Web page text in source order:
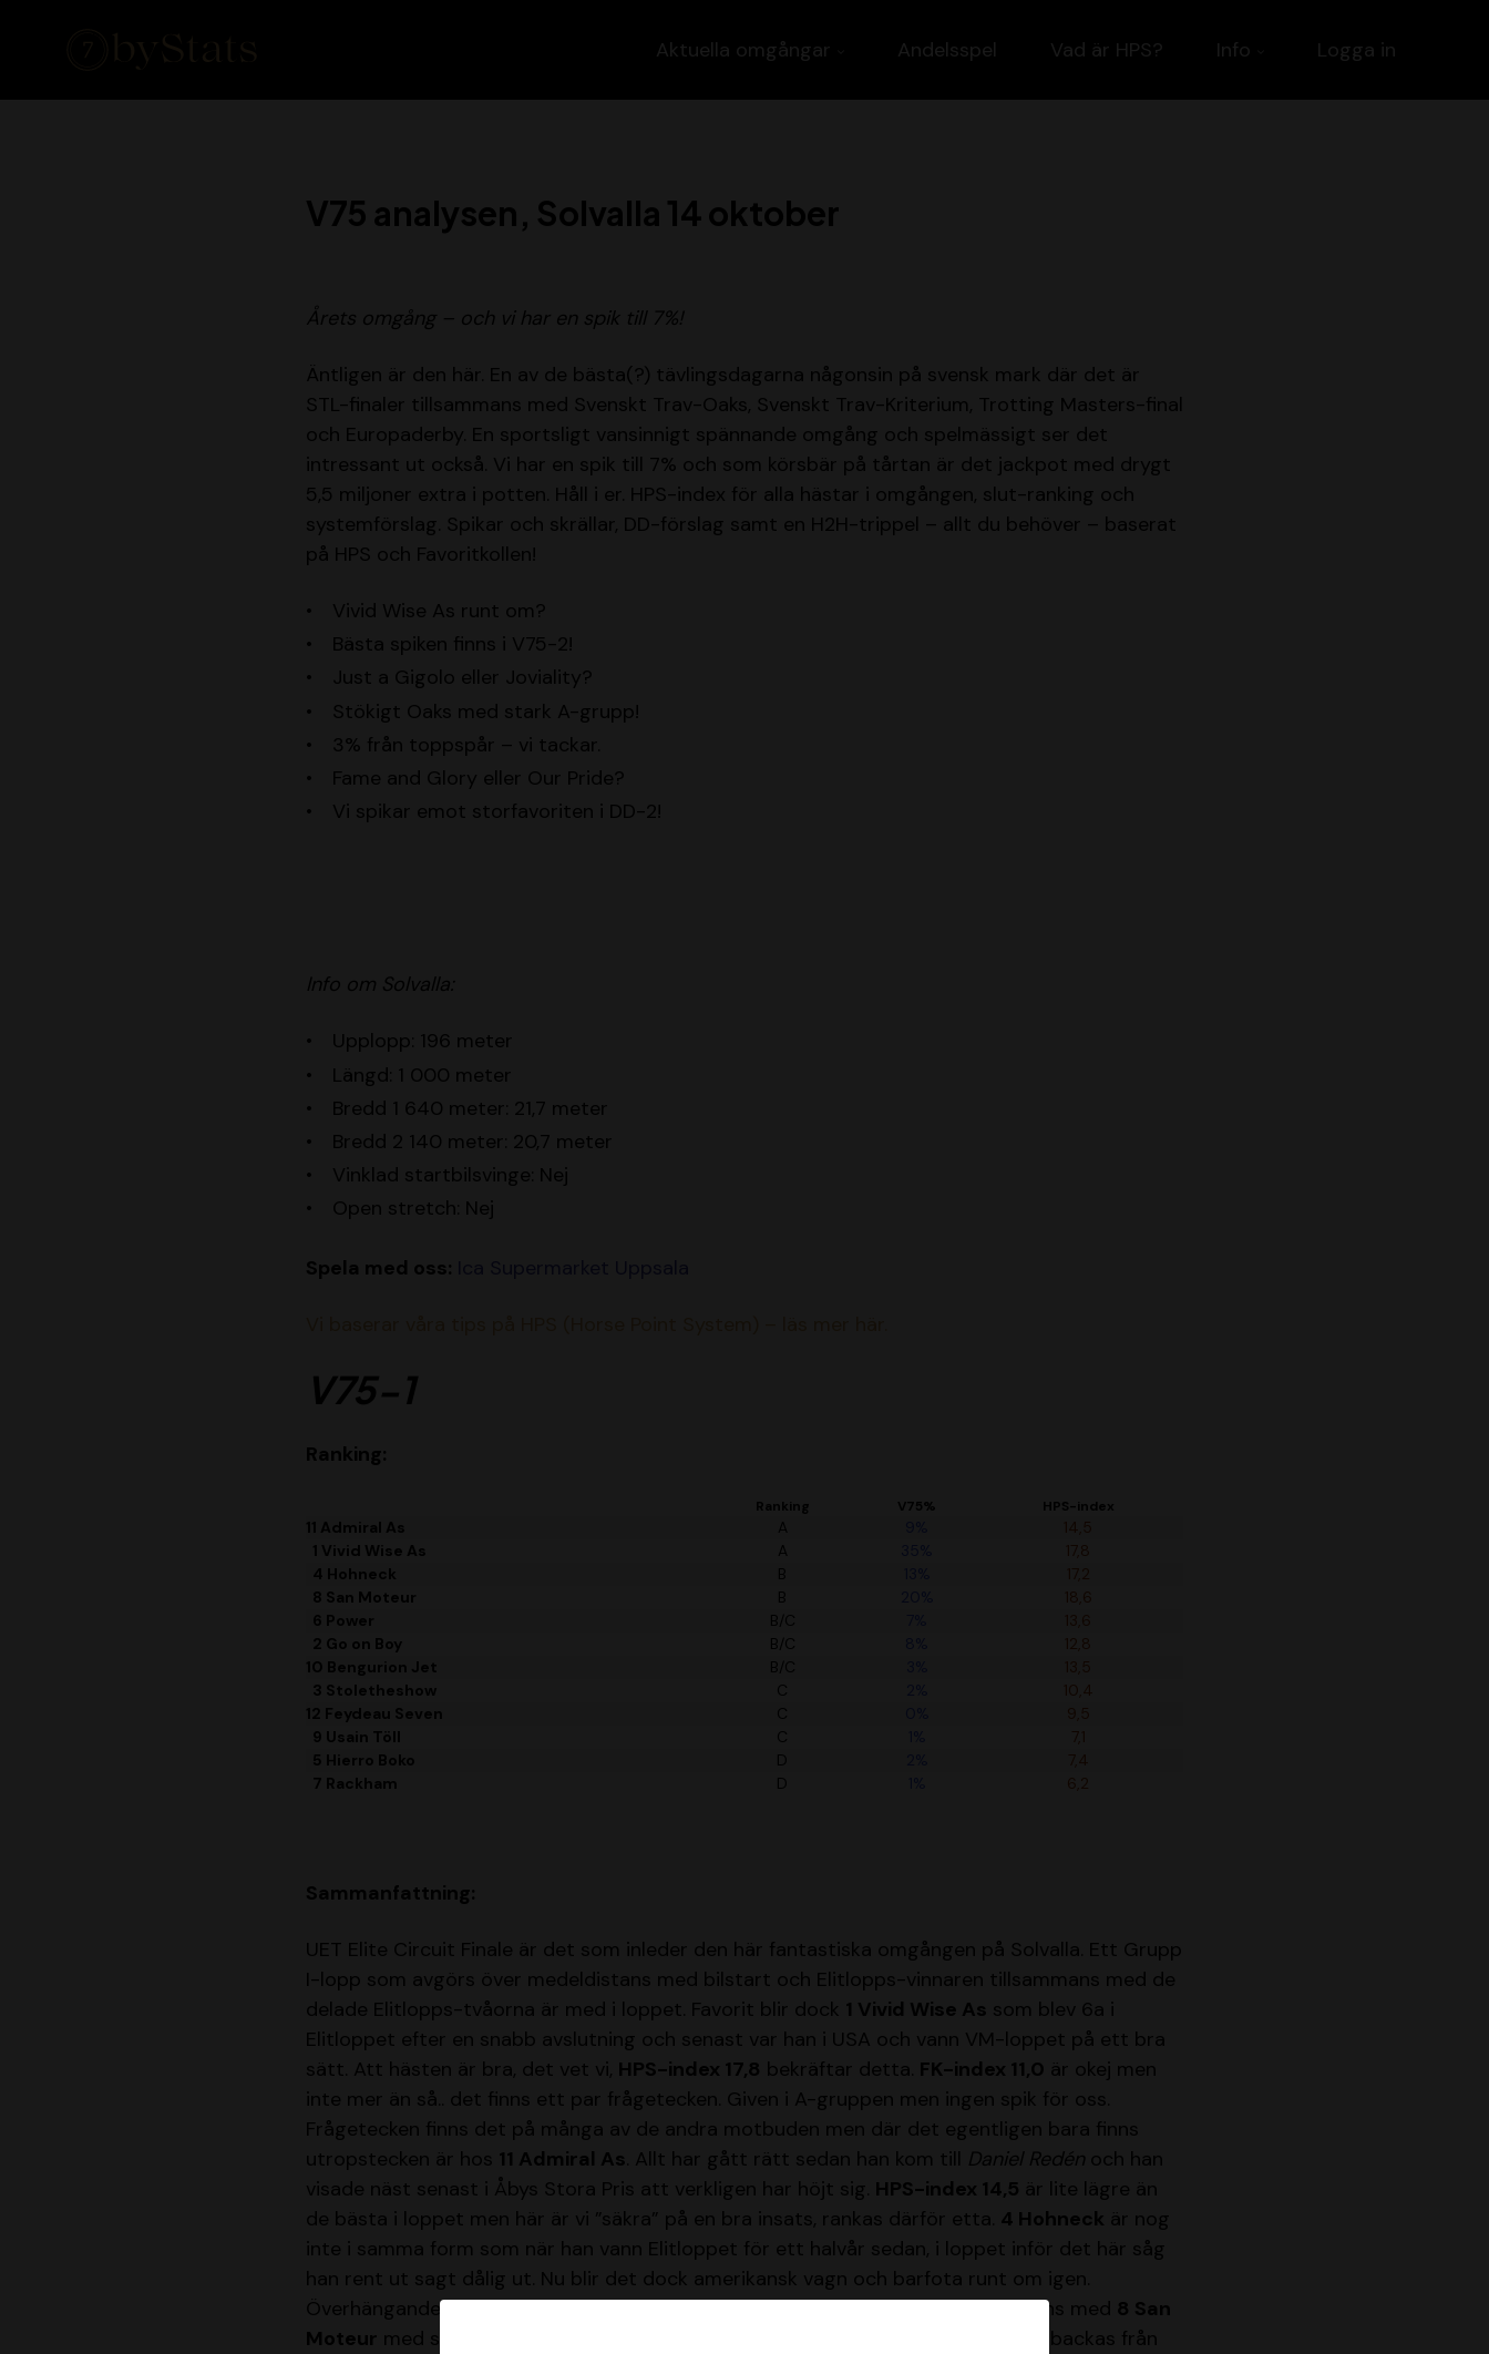
Aktuella omgångar Andelsspel Vad är HPS? Info Logga in
V75 analysen, Solvalla 14 oktober
Årets omgång – och vi har en spik till 7%!
Äntligen är den här. En av de bästa(?) tävlingsdagarna någonsin på svensk mark där det är
STL-finaler tillsammans med Svenskt Trav-Oaks, Svenskt Trav-Kriterium, Trotting Masters-final
och Europaderby. En sportsligt vansinnigt spännande omgång och spelmässigt ser det
intressant ut också. Vi har en spik till 7% och som körsbär på tårtan är det jackpot med drygt
5,5 miljoner extra i potten. Håll i er. HPS-index för alla hästar i omgången, slut-ranking och
systemförslag. Spikar och skrällar, DD-förslag samt en H2H-trippel – allt du behöver – baserat
på HPS och Favoritkollen!
Vivid Wise As runt om?
Bästa spiken finns i V75-2!
Just a Gigolo eller Joviality?
Stökigt Oaks med stark A-grupp!
3% från toppspår – vi tackar.
Fame and Glory eller Our Pride?
Vi spikar emot storfavoriten i DD-2!
Info om Solvalla:
Upplopp: 196 meter
Längd: 1 000 meter
Bredd 1 640 meter: 21,7 meter
Bredd 2 140 meter: 20,7 meter
Vinklad startbilsvinge: Nej
Open stretch: Nej
Spela med oss:
V75-1
Ranking:
Ranking V75% HPS-index
11 Admiral As A
14,5
1 Vivid Wise As
A
17,8
4 Hohneck
B
17,2
8 San Moteur
B
18,6
6 Power
B/C
13,6
2 Go on Boy
B/C
12,8
10 Bengurion Jet
B/C
13,5
3 Stoletheshow
C
10,4
12 Feydeau Seven
C
9,5
9 Usain Töll
C
7,1
5 Hierro Boko
D
7,4
7 Rackham
D 6,2
Sammanfattning:
UET Elite Circuit Finale är det som inleder den här fantastiska omgången på Solvalla. Ett Grupp
I-lopp som avgörs över medeldistans med bilstart och Elitlopps-vinnaren tillsammans med de
delade Elitlopps-tvåorna är med i loppet. Favorit blir dock 1 Vivid Wise As som blev 6a i
Elitloppet efter en snabb avslutning och senast var han i USA och vann VM-loppet på ett bra
sätt. Att hästen är bra, det vet vi, HPS-index 17,8 bekräftar detta. FK-index 11,0 är okej men
inte mer än så.. det finns ett par frågetecken. Given i A-gruppen men ingen spik för oss.
Frågetecken finns det på många av de andra motbuden men där det egentligen bara finns
utropstecken är hos 11 Admiral As . Allt har gått rätt sedan han kom till Daniel Redén och han
visade näst senast i Åbys Stora Pris att verkligen har höjt sig. HPS-index 14,5 är lite lägre än
de bästa i loppet men här är vi ”säkra” på en bra insats, rankas därför etta. 4 Hohneck är nog
inte i samma form som när han vann Elitloppet för ett halvår sedan, i loppet inför det här såg
han rent ut sagt dålig ut. Nu blir det dock amerikansk vagn och barfota runt om igen.
Överhängande dödens-risk gör att vi ändå rankar honom i B-gruppen tillsammans med 8 San
Moteur med skyhöga
. Formen är ändå lite tveksam och han ska backas från